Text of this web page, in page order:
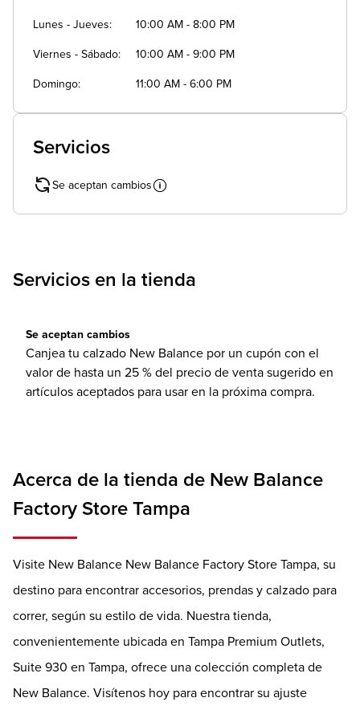
Lunes - Jueves 10:00 AM - 8:00 PM
Viernes - Sábado 10:00 AM - 9:00 PM
Domingo 11:00 AM - 6:00 PM
Servicios
Se aceptan cambios
Servicios en la tienda
Se aceptan cambios
Canjea tu calzado New Balance por un cupón con el
valor de hasta un 25 % del precio de venta sugerido en
artículos aceptados para usar en la próxima compra.
Acerca de la tienda de New Balance
Factory Store Tampa
Visite New Balance New Balance Factory Store Tampa, su
destino para encontrar accesorios, prendas y calzado para
correr, según su estilo de vida. Nuestra tienda,
convenientemente ubicada en Tampa Premium Outlets,
Suite 930 en Tampa, ofrece una colección completa de
New Balance. Visítenos hoy para encontrar su ajuste